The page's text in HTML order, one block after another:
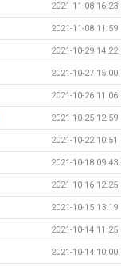
2021-11-08 16:23
2021-11-08 11:59
2021-10-29 14:22
2021-10-27 15:00
2021-10-26 11:06
2021-10-25 12:59
2021-10-22 10:51
2021-10-18 09:43
2021-10-16 12:25
2021-10-15 13:19
2021-10-14 11:25
2021-10-14 10:00